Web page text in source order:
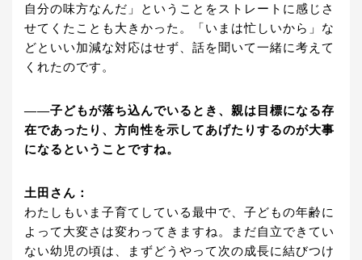
自分の味方なんだ」ということをストレートに感じさ
せてくたことも大きかった。「いまは忙しいから」な
どといい加減な対応はせず、話を聞いて一緒に考えて
くれたのです。
――子どもが落ち込んでいるとき、親は目標になる存
在であったり、方向性を示してあげたりするのが大事
になるということですね。
土田さん：
わたしもいま子育てしている最中で、子どもの年齢に
よって大変さは変わってきますね。まだ自立できてい
ない幼児の頃は、まずどうやって次の成長に結びつけ